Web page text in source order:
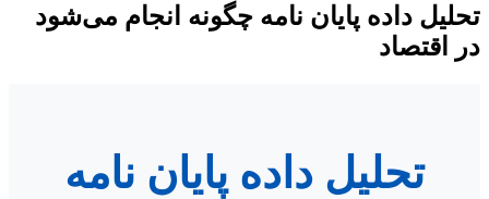
تحلیل داده پایان نامه چگونه انجام می‌شود
در اقتصاد
تحلیل داده پایان نامه